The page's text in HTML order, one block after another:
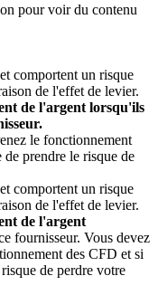
pour voir du contenu
comportent un risque
de l'effet de levier.
de l'argent lorsqu'ils
le fonctionnement
prendre le risque de
comportent un risque
de l'effet de levier.
de l'argent
fournisseur. Vous devez
des CFD et si
de perdre votre